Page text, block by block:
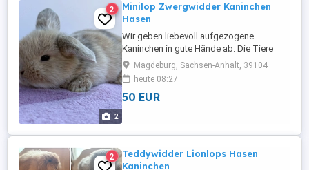
2
2
Minilop Zwergwidder Kaninchen
Hasen
Wir geben liebevoll aufgezogene
Kaninchen in gute Hände ab. Die Tiere
sind gesund, aktiv und an Menschen
gewöhnt. Sie eignen sich sowohl für
Familien als auch für erfahrene Halter mit
ausreichend Platz und artgerechter
Rammler Bild ...
Magdeburg, Sachsen-Anhalt, 39104
heute 08:27
50 EUR
2
Teddywidder Lionlops Hasen
Kaninchen